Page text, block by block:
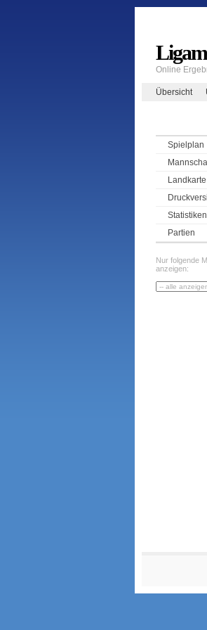
Online
Übersicht
Spielplan
Landkarte
Statistiken
Partien
Nur folgende
anzeigen: